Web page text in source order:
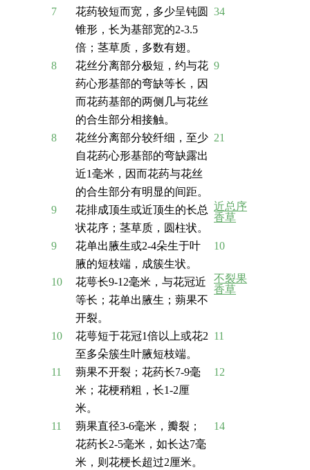
7
花药较短而宽，多少呈钝圆
锥形，长为基部宽的2-3.5
倍；茎草质，多数有翅。
34
8
花丝分离部分极短，约与花
药心形基部的弯缺等长，因
而花药基部的两侧几与花丝
的合生部分相接触。
9
8
花丝分离部分较纤细，至少
自花药心形基部的弯缺露出
近1毫米，因而花药与花丝
的合生部分有明显的间距。
21
9
花排成顶生或近顶生的长总
状花序；茎草质，圆柱状。
近总序
香草
9
花单出腋生或2-4朵生于叶
腋的短枝端，成簇生状。
10
10
花萼长9-12毫米，与花冠近
等长；花单出腋生；蒴果不
开裂。
不裂果
香草
10
花萼短于花冠1倍以上或花2
至多朵簇生叶腋短枝端。
11
11
蒴果不开裂；花药长7-9毫
米；花梗稍粗，长1-2厘
米。
12
11
蒴果直径3-6毫米，瓣裂；
花药长2-5毫米，如长达7毫
米，则花梗长超过2厘米。
14